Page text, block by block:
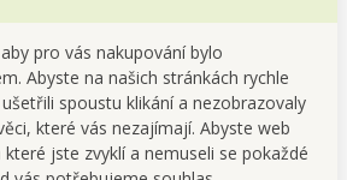
pro vás nakupování bylo
Abyste na našich stránkách rychle
spoustu klikání a nezobrazovaly
které vás nezajímají. Abyste web
jste zvyklí a nemuseli se pokaždé